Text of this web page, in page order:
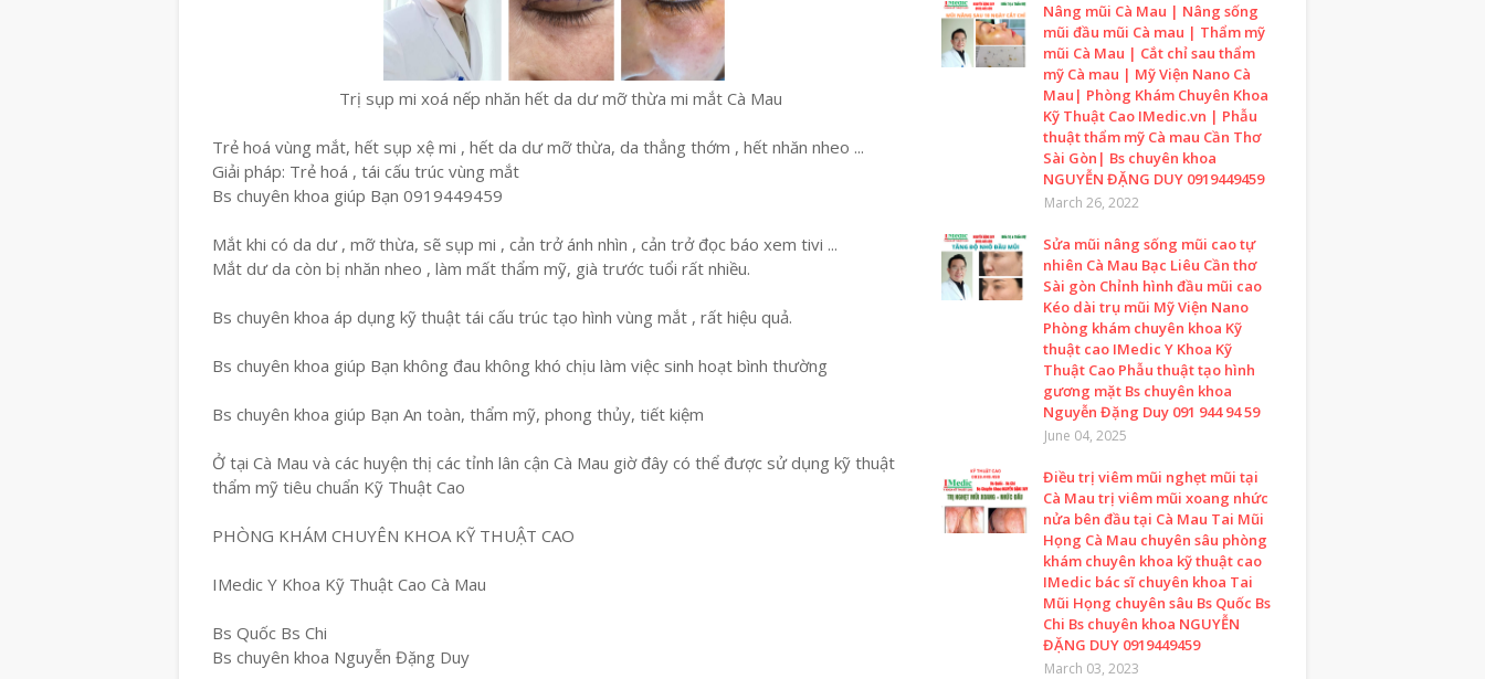
Trị sụp mi xoá nếp nhăn hết da dư mỡ thừa mi mắt Cà Mau
Trẻ hoá vùng mắt, hết sụp xệ mi , hết da dư mỡ thừa, da thẳng thớm , hết nhăn nheo ...
Giải pháp: Trẻ hoá , tái cấu trúc vùng mắt
Bs chuyên khoa giúp Bạn 0919449459
Mắt khi có da dư , mỡ thừa, sẽ sụp mi , cản trở ánh nhìn , cản trở đọc báo xem tivi ...
Mắt dư da còn bị nhăn nheo , làm mất thẩm mỹ, già trước tuổi rất nhiều.
Bs chuyên khoa áp dụng kỹ thuật tái cấu trúc tạo hình vùng mắt , rất hiệu quả.
Bs chuyên khoa giúp Bạn không đau không khó chịu làm việc sinh hoạt bình thường
Bs chuyên khoa giúp Bạn An toàn, thẩm mỹ, phong thủy, tiết kiệm
Ở tại Cà Mau và các huyện thị các tỉnh lân cận Cà Mau giờ đây có thể được sử dụng kỹ thuật
thẩm mỹ tiêu chuẩn Kỹ Thuật Cao
PHÒNG KHÁM CHUYÊN KHOA KỸ THUẬT CAO
IMedic Y Khoa Kỹ Thuật Cao Cà Mau
Bs Quốc Bs Chi
Bs chuyên khoa Nguyễn Đặng Duy
Nâng mũi Cà Mau | Nâng sống
mũi đầu mũi Cà mau | Thẩm mỹ
mũi Cà Mau | Cắt chỉ sau thẩm
mỹ Cà mau | Mỹ Viện Nano Cà
Mau| Phòng Khám Chuyên Khoa
Kỹ Thuật Cao IMedic.vn | Phẫu
thuật thẩm mỹ Cà mau Cần Thơ
Sài Gòn| Bs chuyên khoa
NGUYỄN ĐẶNG DUY 0919449459
March 26, 2022
Sửa mũi nâng sống mũi cao tự
nhiên Cà Mau Bạc Liêu Cần thơ
Sài gòn Chỉnh hình đầu mũi cao
Kéo dài trụ mũi Mỹ Viện Nano
Phòng khám chuyên khoa Kỹ
thuật cao IMedic Y Khoa Kỹ
Thuật Cao Phẫu thuật tạo hình
gương mặt Bs chuyên khoa
Nguyễn Đặng Duy 091 944 94 59
June 04, 2025
Điều trị viêm mũi nghẹt mũi tại
Cà Mau trị viêm mũi xoang nhức
nửa bên đầu tại Cà Mau Tai Mũi
Họng Cà Mau chuyên sâu phòng
khám chuyên khoa kỹ thuật cao
IMedic bác sĩ chuyên khoa Tai
Mũi Họng chuyên sâu Bs Quốc Bs
Chi Bs chuyên khoa NGUYỄN
ĐẶNG DUY 0919449459
March 03, 2023